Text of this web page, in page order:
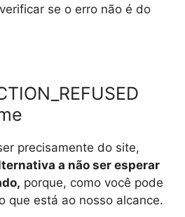
se o erro não é do
precisamente do site,
a não ser esperar
porque, como você pode
que está ao nosso alcance.